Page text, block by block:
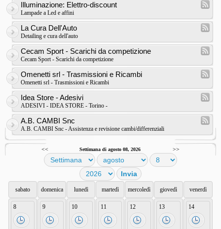
Illuminazione: Elettro-discount
Lampade a Led e affini
La Cura Dell'Auto
Detailing e cura dell'auto
Cecam Sport - Scarichi da competizione
Cecam Sport - Scarichi da competizione
Omenetti srl - Trasmissioni e Ricambi
Omenetti srl - Trasmissioni e Ricambi
Idea Store - Adesivi
ADESIVI - IDEA STORE - Torino -
A.B. CAMBI Snc
A.B. CAMBI Snc - Assistenza e revisione cambi/differenziali
<< Settimana di agosto 08, 2026 >>
sabato domenica lunedì martedì mercoledì giovedì venerdì
8 9 10 11 12 13 14